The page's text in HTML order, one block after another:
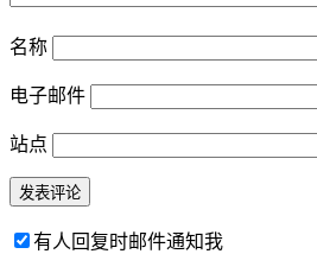
名称
电子邮件
站点
有人回复时邮件通知我